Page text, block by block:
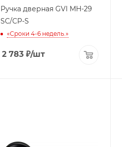
Ручка дверная GVI MH-29
SC/CP-S
«Сроки 4-6 недель.»
2 783 ₽/шт